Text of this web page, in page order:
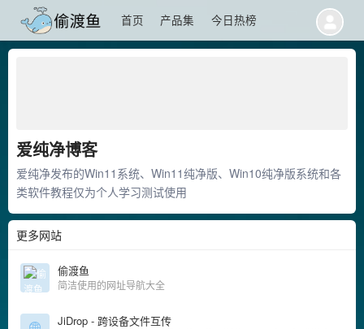
首页 产品集 今日热榜
爱纯净博客
爱纯净发布的Win11系统、Win11纯净版、Win10纯净版系统和各
类软件教程仅为个人学习测试使用
更多网站
偷渡鱼
简洁使用的网址导航大全
JiDrop - 跨设备文件互传